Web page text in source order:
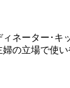
ネーター･キ
の立場で使